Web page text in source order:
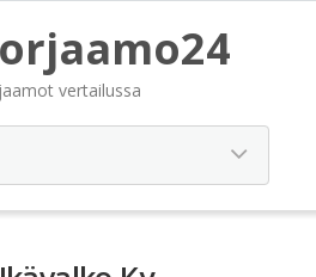
vertailussa